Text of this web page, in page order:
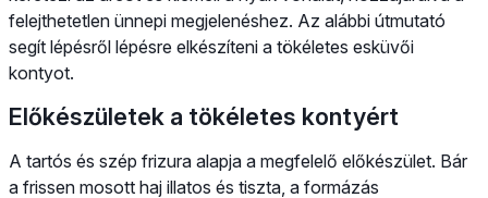
felejthetetlen ünnepi megjelenéshez. Az alábbi útmutató
segít lépésről lépésre elkészíteni a tökéletes esküvői
kontyot.
Előkészületek a tökéletes kontyért
A tartós és szép frizura alapja a megfelelő előkészület. Bár
a frissen mosott haj illatos és tiszta, a formázás